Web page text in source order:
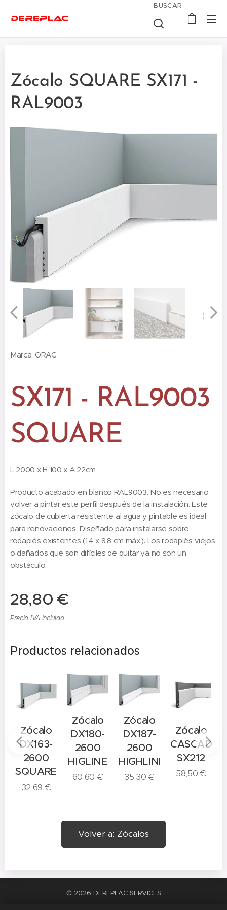
BUSCAR
Zócalo SQUARE SX171 -
RAL9003
Marca: ORAC
SX171 - RAL9003
SQUARE
L 2000 x H 100 x A 22cm
Producto acabado en blanco RAL9003. No es necesario
volver a pintar este perfil después de la instalación. Este
zócalo de cubierta resistente al agua y pintable es ideal
para renovaciones. Diseñado para instalarse sobre
rodapiés existentes (1,4 x 8,8 cm máx.). Los rodapiés viejos
o dañados que son difíciles de quitar ya no son un
obstáculo.
28,80 €
Precio IVA incluido
Productos relacionados
Zócalo
DX163-
2600
SQUARE
32,69 €
Zócalo
DX180-
2600
HIGLINE
60,60 €
Zócalo
DX187-
2600
HIGHLINE
35,30€
Zócalo
CASCADE
SX212
58,50€
Volver a: Zócalos
© 2026 DEREPLAC SERVICES